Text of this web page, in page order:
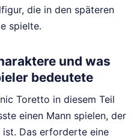
die in den späteren
spielte.
und was
bedeutete
Toretto in diesem Teil
einen Mann spielen, der
Das erforderte eine